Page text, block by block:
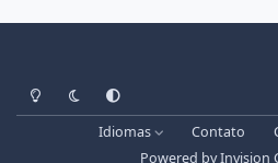
Light ModeDark ModeSystem Preference
Idiomas Contato
Powered byInvision